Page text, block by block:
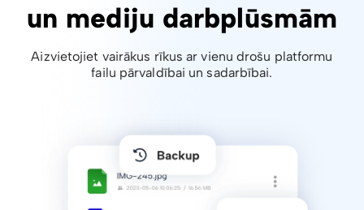
un mediju darbplūsmām
Aizvietojiet vairākus rīkus ar vienu drošu platformu
failu pārvaldībai un sadarbībai.